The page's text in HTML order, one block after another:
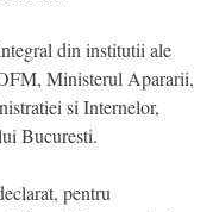
din institutii ale
Ministerul Apararii,
si Internelor,
Bucuresti.
pentru